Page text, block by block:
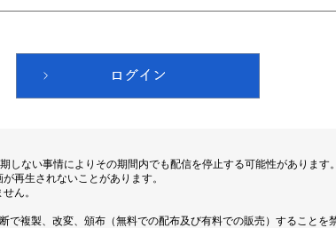
ない事情によりその期間内でも配信を停止する可能性があります。
再生されないことがあります。
ん。
複製、改変、頒布（無料での配布及び有料での販売）することを